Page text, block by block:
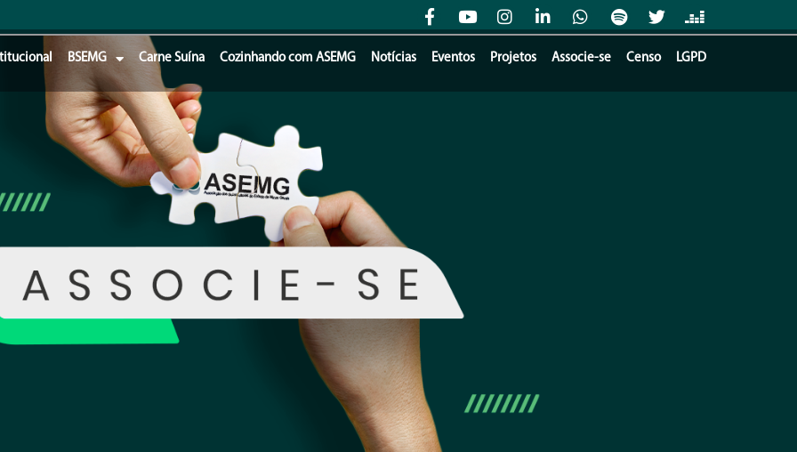
BSEMG Carne Suína Cozinhando com ASEMG Notícias Eventos Projetos Associe-se Censo LGPD